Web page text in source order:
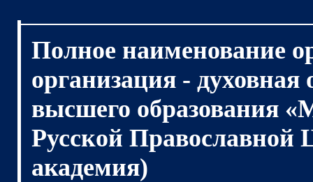
Полное наименование
организация - духовная
высшего образования
Русской Православной
академия)